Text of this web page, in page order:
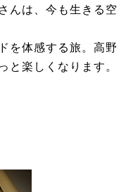
んは、今も生きる空
を体感する旅。高野
と楽しくなります。